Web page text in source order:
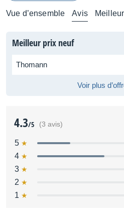
Vue d’ensemble Avis
Meilleur prix neuf
Thomann
Voir plus
4.3/5 (3 avis)
5
4
3
2
1